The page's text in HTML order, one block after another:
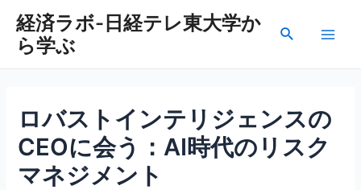
経済ラボ-日経テレ東大学か
ら学ぶ
検
ロバストインテリジェンスの
CEOに会う：AI時代のリスク
マネジメント